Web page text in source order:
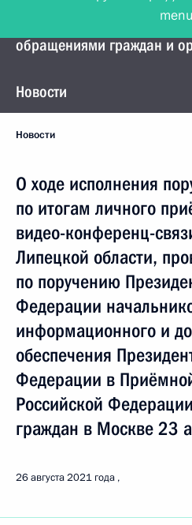
Управление Президента по
обращениями граждан и
Новости
Новости
О ходе исполнения
по итогам личного
видео-конференц-
Липецкой области,
по поручению
Федерации
информационного и
обеспечения
Федерации в
Российской
граждан в Москве 23
26 августа 2021 года
menu